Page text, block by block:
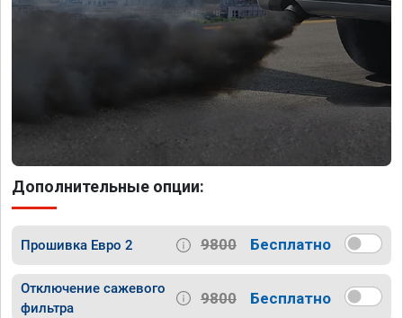
Дополнительные опции:
Прошивка Евро 2 9800 Бесплатно
Отключение сажевого
фильтра
9800 Бесплатно